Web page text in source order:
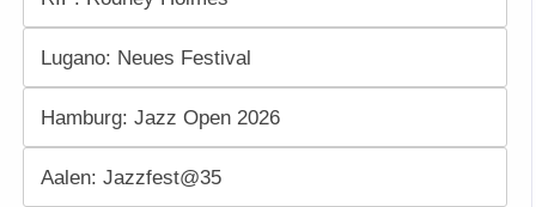
Lugano: Neues Festival
Hamburg: Jazz Open 2026
Aalen: Jazzfest@35